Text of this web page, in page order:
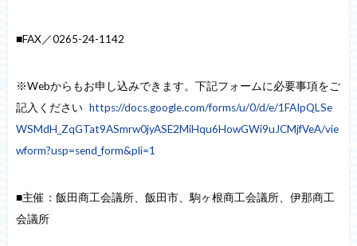
■FAX／0265-24-1142
※Webからもお申し込みできます。下記フォームに必要事項をご
記入ください https://docs.google.com/forms/u/0/d/e/1FAIpQLSe
WSMdH_ZqGTat9ASmrw0jyASE2MiHqu6HowGWi9uJCMjfVeA/vie
wform?usp=send_form&pli=1
■主催：飯田商工会議所、飯田市、駒ヶ根商工会議所、伊那商工
会議所